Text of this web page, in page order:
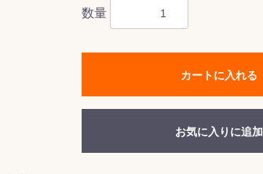
数量
カートに入れる
お気に入りに追加